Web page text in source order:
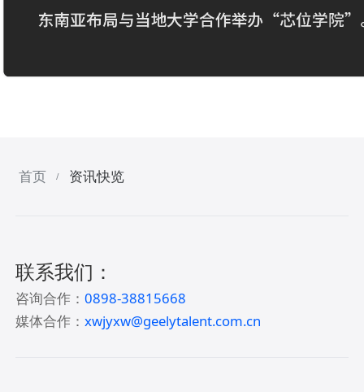
首页 / 资讯快览
联系我们：
咨询合作：0898-38815668
媒体合作：xwjyxw@geelytalent.com.cn